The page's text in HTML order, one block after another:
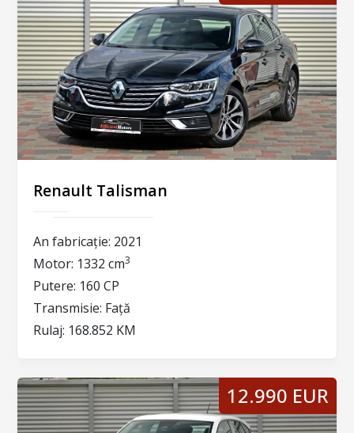
Renault Talisman
An fabricație: 2021
Motor: 1332 cm3
Putere: 160 CP
Transmisie: Față
Rulaj: 168.852 KM
12.990 EUR